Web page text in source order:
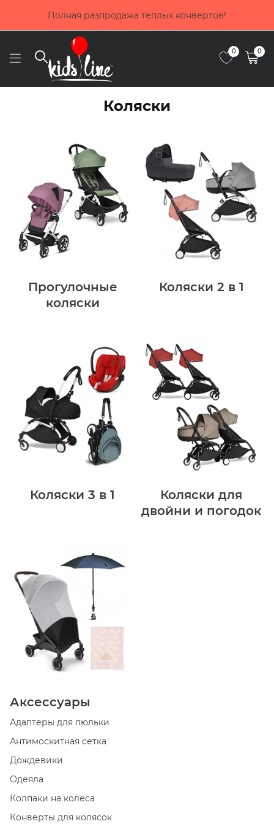
Полная разпродажа теплых конвертов!
0 0
Коляски
Прогулочные
коляски
Коляски 2 в 1
Коляски 3 в 1
Коляски для
двойни и погодок
Аксессуары
Адаптеры для люльки
Антимоскитная сетка
Дождевики
Одеяла
Колпаки на колеса
Конверты для колясок